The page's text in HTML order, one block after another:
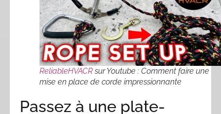
ReliableHVACR sur Youtube : Comment faire une
mise en place de corde impressionnante
Passez à une plate-